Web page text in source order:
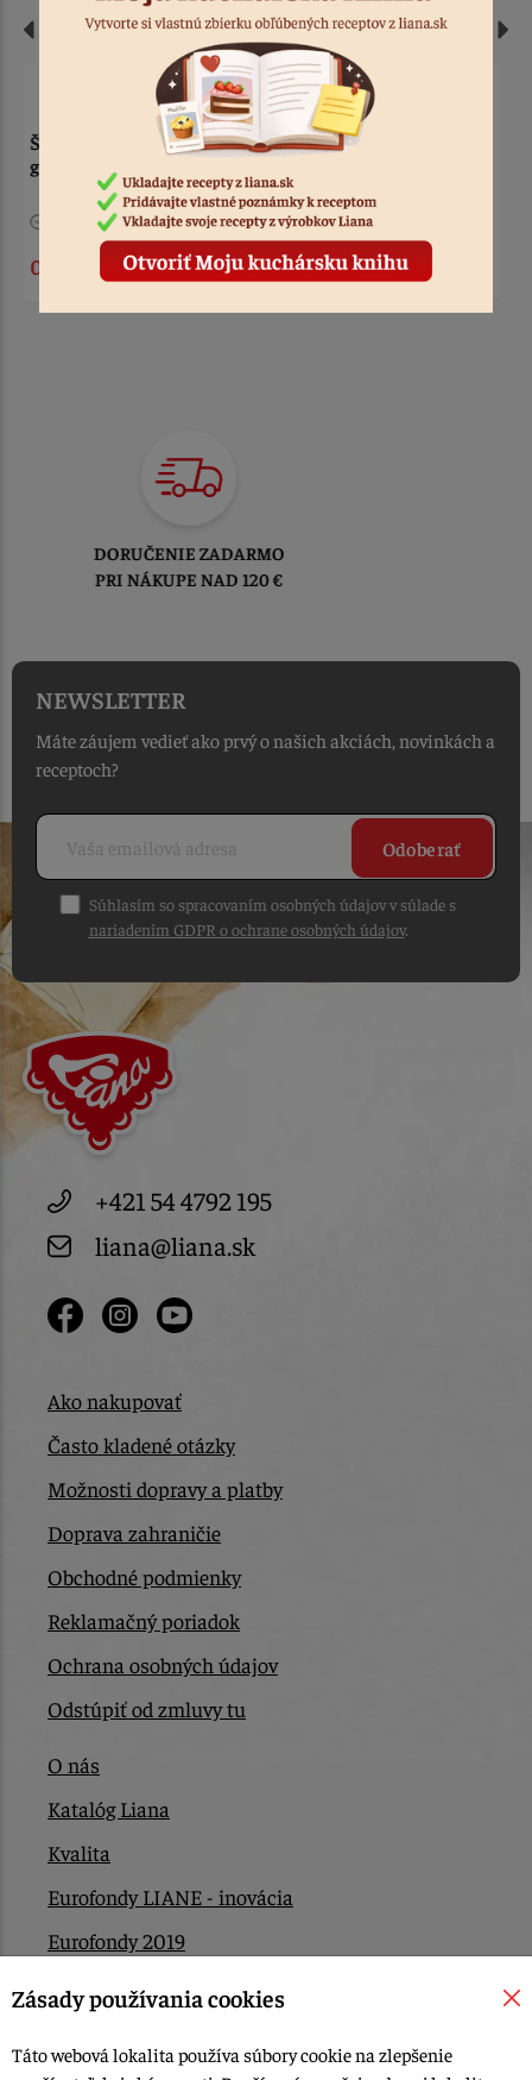
Kypriaci prášok do
Kód: 7212
Salajka - jelenia soľ 20 g
> 10
0,33 €
TOVAR ODOSIELAME
DO 1-2 PRACOVNÝCH DNÍ
NEWSLETTER
Máte záujem vedieť ako prvý o našich akciách, novinkách a
receptoch?
Odoberať
Súhlasím so spracovaním osobných údajov v súlade s
nariadením GDPR o ochrane osobných údajov.
+421 54 4792 195
liana@liana.sk
Ako nakupovať
Často kladené otázky
Možnosti dopravy a platby
Doprava zahraničie
Obchodné podmienky
Reklamačný poriadok
Ochrana osobných údajov
Odstúpiť od zmluvy tu
O nás
Katalóg Liana
Kvalita
Eurofondy LIANE - inovácia
Eurofondy 2019
Eurofondy 2022/2023
Kontakt
Zásady používania cookies
Táto webová lokalita používa súbory cookie na zlepšenie